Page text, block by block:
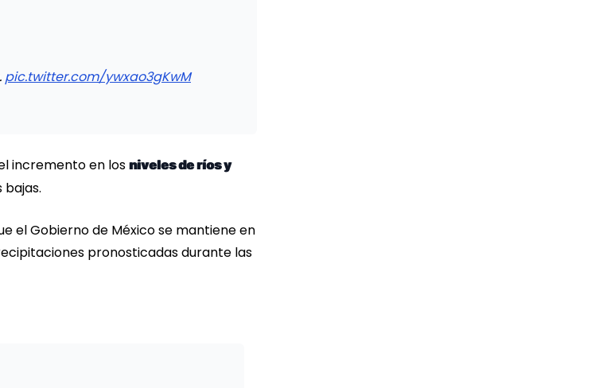
. pic.twitter.com/ywxao3gKwM
incremento en los niveles de ríos y
el Gobierno de México se mantiene en
pronosticadas durante las